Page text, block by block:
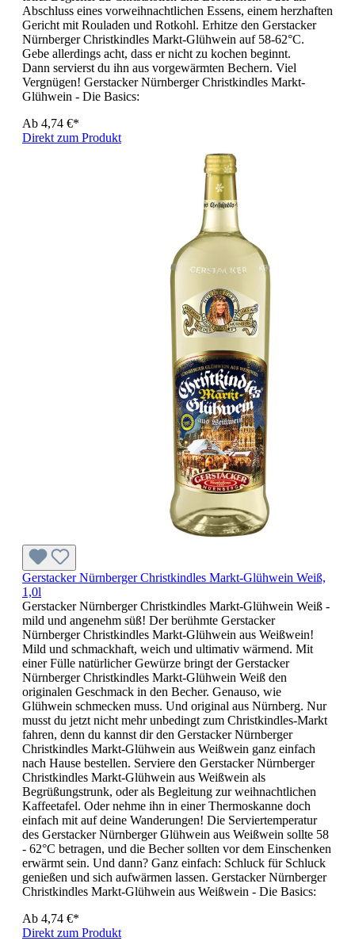
Abschluss eines vorweihnachtlichen Essens, einem herzhaften
Gericht mit Rouladen und Rotkohl. Erhitze den Gerstacker
Nürnberger Christkindles Markt-Glühwein auf 58-62°C.
Gebe allerdings acht, dass er nicht zu kochen beginnt.
Dann servierst du ihn aus vorgewärmten Bechern. Viel
Vergnügen! Gerstacker Nürnberger Christkindles Markt-
Glühwein - Die Basics:
Ab 4,74 €*
Direkt zum Produkt
Gerstacker Nürnberger Christkindles Markt-Glühwein Weiß,
1,0l
Gerstacker Nürnberger Christkindles Markt-Glühwein Weiß -
mild und angenehm süß! Der berühmte Gerstacker
Nürnberger Christkindles Markt-Glühwein aus Weißwein!
Mild und schmackhaft, weich und ultimativ wärmend. Mit
einer Fülle natürlicher Gewürze bringt der Gerstacker
Nürnberger Christkindles Markt-Glühwein Weiß den
originalen Geschmack in den Becher. Genauso, wie
Glühwein schmecken muss. Und original aus Nürnberg. Nur
musst du jetzt nicht mehr unbedingt zum Christkindles-Markt
fahren, denn du kannst dir den Gerstacker Nürnberger
Christkindles Markt-Glühwein aus Weißwein ganz einfach
nach Hause bestellen. Serviere den Gerstacker Nürnberger
Christkindles Markt-Glühwein aus Weißwein als
Begrüßungstrunk, oder als Begleitung zur weihnachtlichen
Kaffeetafel. Oder nehme ihn in einer Thermoskanne doch
einfach mit auf deine Wanderungen! Die Serviertemperatur
des Gerstacker Nürnberger Glühwein aus Weißwein sollte 58
- 62°C betragen, und die Becher sollten vor dem Einschenken
erwärmt sein. Und dann? Ganz einfach: Schluck für Schluck
genießen und sich aufwärmen lassen. Gerstacker Nürnberger
Christkindles Markt-Glühwein aus Weißwein - Die Basics:
Ab 4,74 €*
Direkt zum Produkt